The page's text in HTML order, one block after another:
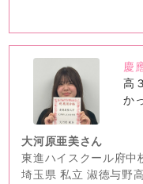
no
image
慶
高
か
大河原亜美さん
東進ハイスクール府中
埼玉県 私立 淑徳与野